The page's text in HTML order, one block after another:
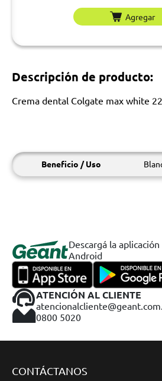
Agregar
Descripción de producto:
Crema dental Colgate max white
Beneficio / Uso
Descargá la
Android
ATENCIÓN AL CLIENTE
0800 5020
CONTÁCTANOS